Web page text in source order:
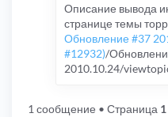
Описание вывода
странице темы
Обновление #37
#12932)/
2010.10.24/
1 сообщение • Страница 1